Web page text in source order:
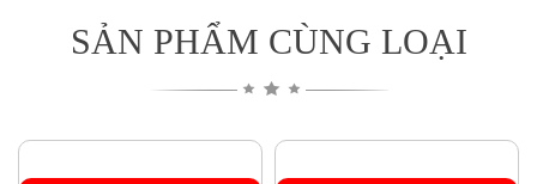
SẢN PHẨM CÙNG LOẠI